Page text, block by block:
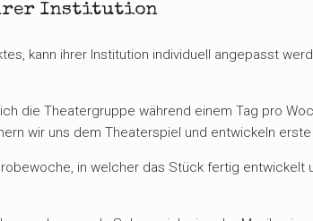
Institution
kann ihrer Institution individuell angepasst
die Theatergruppe während einem Tag pro
wir uns dem Theaterspiel und entwickeln
in welcher das Stück fertig entwickelt